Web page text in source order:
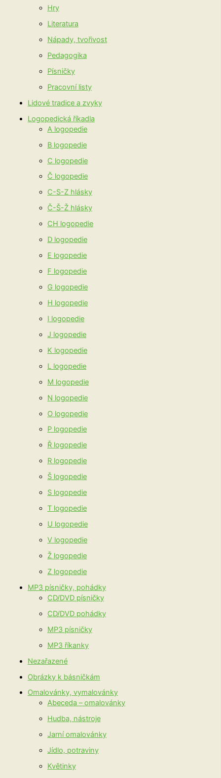
Hry
Literatura
Nápady, tvořivost
Pedagogika
Písničky
Pracovní listy
Lidové tradice a zvyky
Logopedická říkadla
A logopedie
B logopedie
C logopedie
Č logopedie
C-S-Z hlásky
Č-Š-Ž hlásky
CH logopedie
D logopedie
E logopedie
F logopedie
G logopedie
H logopedie
I logopedie
J logopedie
K logopedie
L logopedie
M logopedie
N logopedie
O logopedie
P logopedie
Ř logopedie
R logopedie
Š logopedie
S logopedie
T logopedie
U logopedie
V logopedie
Ž logopedie
Z logopedie
MP3 písničky, pohádky
CD/DVD písničky
CD/DVD pohádky
MP3 písničky
MP3 říkanky
Nezařazené
Obrázky k básničkám
Omalovánky, vymalovánky
Abeceda – omalovánky
Hudba, nástroje
Jarní omalovánky
Jídlo, potraviny
Květinky